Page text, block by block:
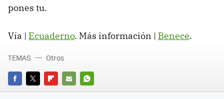
pones tu.
Vía | Ecuaderno. Más información | Benece.
FACEBOOK
TWITTERFLIPBOARD
E- WHATSAPP
TEMAS Otros